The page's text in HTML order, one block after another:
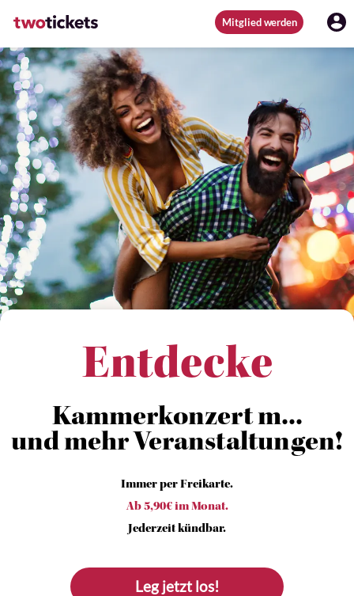
Mitglied werden
Entdecke
Kammerkonzert m...
und mehr Veranstaltungen!
Immer per Freikarte.
Ab 5,90€ im Monat.
Jederzeit kündbar.
Leg jetzt los!